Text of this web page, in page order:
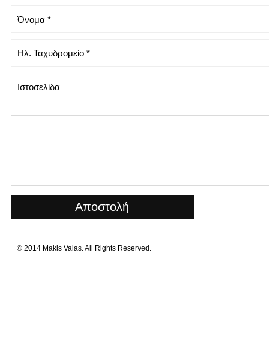
© 2014 Makis Vaias. All Rights Reserved.